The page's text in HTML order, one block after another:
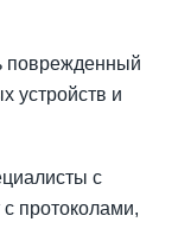
поврежденный
устройств и
с
протоколами,